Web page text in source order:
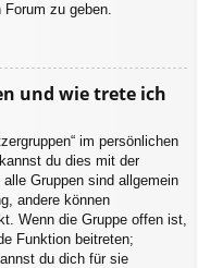
zu geben.
und wie trete ich
im persönlichen
du dies mit der
Gruppen sind allgemein
andere können
Wenn die Gruppe offen ist,
Funktion beitreten;
du dich für sie